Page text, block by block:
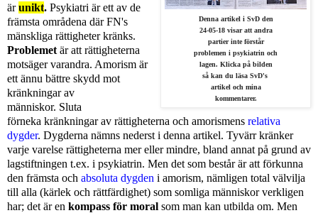
Denna artikel i SvD den
24-05-18 visar att andra
partier inte förstår
problemen i psykiatrin och
lagen. Klicka på bilden
så kan du läsa SvD's
artikel och mina
kommentarer.
ärunikt. Psykiatri är ett av de
främsta områdena där FN's
mänskliga rättigheter kränks.
Problemet är att rättigheterna
motsäger varandra. Amorism är
ett ännu bättre skydd mot
kränkningar av
människor. Sluta
förneka kränkningar av rättigheterna och amorismens relativa
dygder. Dygderna nämns nederst i denna artikel. Tyvärr kränker
varje varelse rättigheterna mer eller mindre, bland annat på grund av
lagstiftningen t.ex. i psykiatrin. Men det som består är att förkunna
den främsta och absoluta dygden i amorism, nämligen total välvilja
till alla (kärlek och rättfärdighet) som somliga människor verkligen
har; det är en kompass för moral som man kan utbilda om. Men